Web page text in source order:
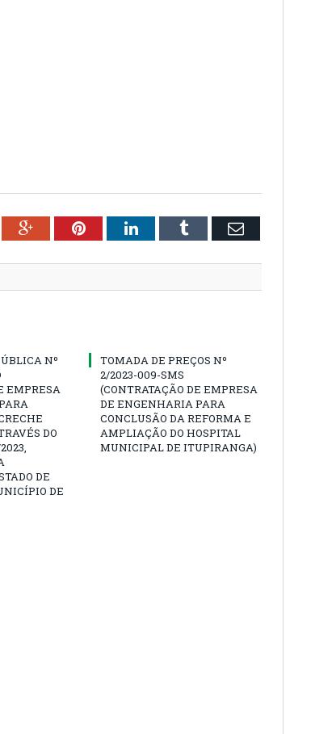
Google+PinterestLinkedInTumblr Email
Nº
EMPRESA
DO
DE
DE
TOMADA DE PREÇOS Nº
2/2023-009-SMS
(CONTRATAÇÃO DE EMPRESA
DE ENGENHARIA PARA
CONCLUSÃO DA REFORMA E
AMPLIAÇÃO DO HOSPITAL
MUNICIPAL DE ITUPIRANGA)